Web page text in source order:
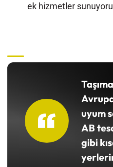
ek hizmetler
uyum
AB
gibi